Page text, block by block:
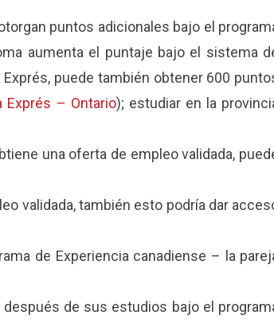
puntos adicionales bajo el
aumenta el puntaje bajo el sistema
puede también obtener 600
Exprés – Ontario); estudiar en la
una oferta de empleo validada,
validada, también esto podría dar
de Experiencia canadiense – la
de sus estudios bajo el